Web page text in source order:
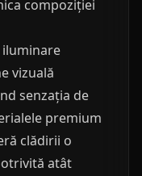
compoziției
iluminare
vizuală
senzația de
premium
clădirii o
atât